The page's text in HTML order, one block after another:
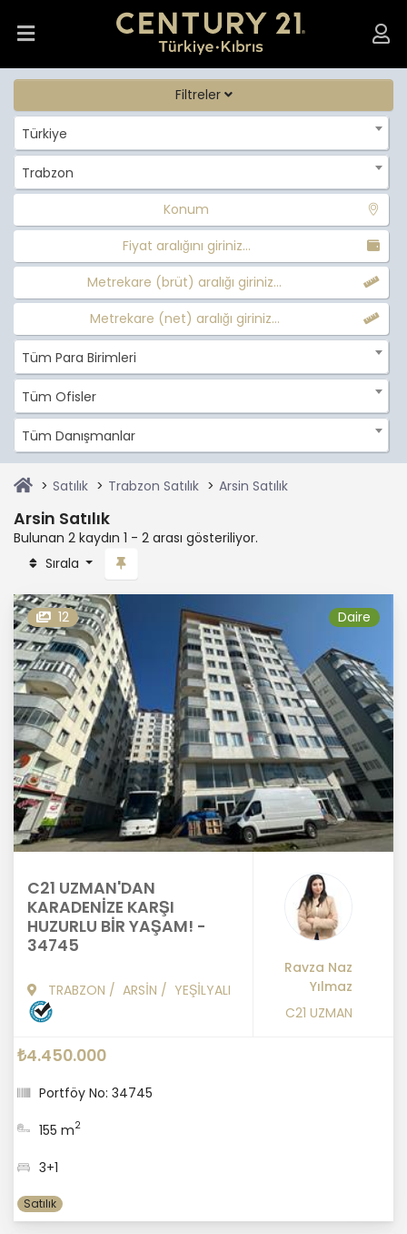
Filtreler
Türkiye
Trabzon
Konum
Fiyat aralığını giriniz...
Metrekare (brüt) aralığı giriniz...
Metrekare (net) aralığı giriniz...
Tüm Para Birimleri
Tüm Ofisler
Tüm Danışmanlar
Satılık Trabzon Satılık Arsin Satılık
Arsin Satılık
Bulunan 2 kaydın 1 - 2 arası gösteriliyor.
Sırala
12 Daire
C21 UZMAN'DAN
KARADENİZE KARŞI
HUZURLU BİR YAŞAM! -
34745
TRABZON / ARSİN / YEŞİLYALI
Ravza Naz
Yılmaz
C21 UZMAN
₺4.450.000
Portföy No: 34745
155 m2
3+1
Satılık